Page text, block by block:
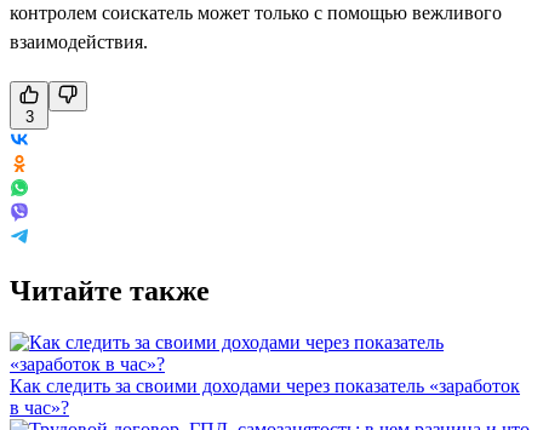
контролем соискатель может только с помощью вежливого
взаимодействия.
3
Читайте также
Как следить за своими доходами через показатель «заработок
в час»?